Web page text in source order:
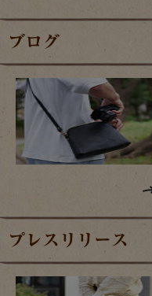
ブログ
プレスリリース